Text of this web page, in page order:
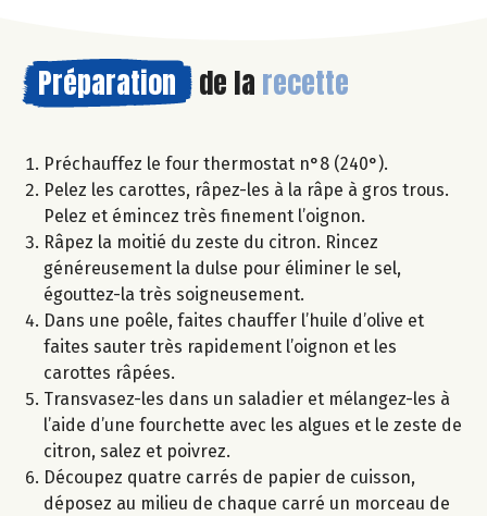
Préparation de la recette
Préchauffez le four thermostat n°8 (240°).
Pelez les carottes, râpez-les à la râpe à gros trous.
Pelez et émincez très finement l’oignon.
Râpez la moitié du zeste du citron. Rincez
généreusement la dulse pour éliminer le sel,
égouttez-la très soigneusement.
Dans une poêle, faites chauffer l’huile d’olive et
faites sauter très rapidement l’oignon et les
carottes râpées.
Transvasez-les dans un saladier et mélangez-les à
l’aide d’une fourchette avec les algues et le zeste de
citron, salez et poivrez.
Découpez quatre carrés de papier de cuisson,
déposez au milieu de chaque carré un morceau de